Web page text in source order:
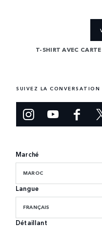
T-SHIRT AVEC
SUIVEZ LA CONVERSATION
Marché
MAROC
Langue
FRANÇAIS
Détaillant